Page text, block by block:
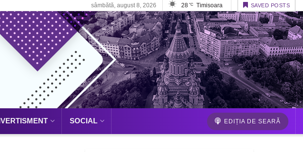
sâmbătă, august 8, 2026 28 °C Timisoara SAVED POSTS
SOCIAL EDIȚIA DE SEARĂ